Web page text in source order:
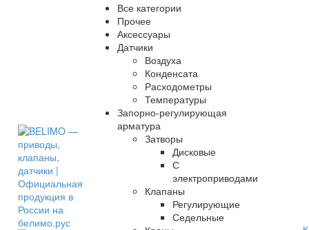
Все категории
Прочее
Аксессуары
Датчики
Воздуха
Конденсата
Расходометры
Температуры
Запорно-регулирующая
арматура
Затворы
Дисковые
С
электроприводами
Клапаны
Регулирующие
Седельные